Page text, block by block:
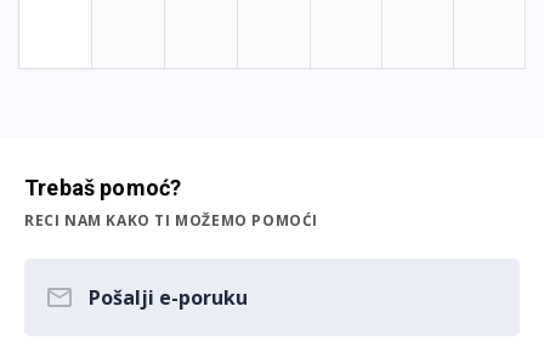
Trebaš pomoć?
RECI NAM KAKO TI MOŽEMO POMOĆI
Pošalji e-poruku